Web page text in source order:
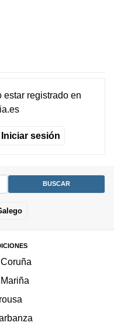
estar registradoen
Iniciar sesión